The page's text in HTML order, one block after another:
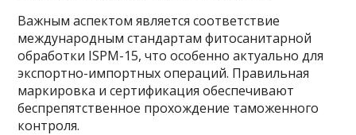
Важным аспектом является соответствие
международным стандартам фитосанитарной
обработки ISPM-15, что особенно актуально для
экспортно-импортных операций. Правильная
маркировка и сертификация обеспечивают
беспрепятственное прохождение таможенного
контроля.